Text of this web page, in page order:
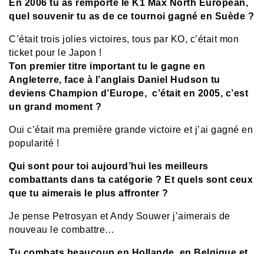
En 2006 tu as remporté le K1 Max North European,
quel souvenir tu as de ce tournoi gagné en Suède ?
C’était trois jolies victoires, tous par KO, c’était mon
ticket pour le Japon !
Ton premier titre important tu le gagne en
Angleterre, face à l’anglais Daniel Hudson tu
deviens Champion d’Europe, c’était en 2005, c’est
un grand moment ?
Oui c’était ma première grande victoire et j’ai gagné en
popularité !
Qui sont pour toi aujourd’hui les meilleurs
combattants dans ta catégorie ? Et quels sont ceux
que tu aimerais le plus affronter ?
Je pense Petrosyan et Andy Souwer j’aimerais de
nouveau le combattre…